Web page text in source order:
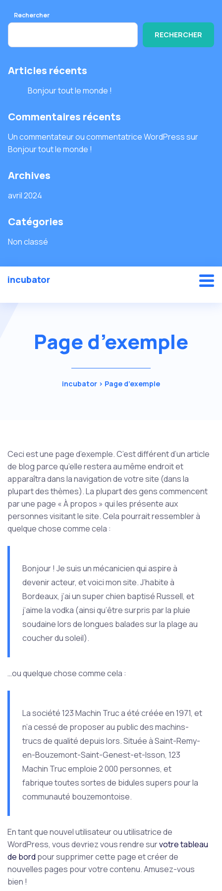
Rechercher
RECHERCHER
Articles récents
Bonjour tout le monde !
Commentaires récents
Un commentateur ou commentatrice WordPresssur
Bonjour tout le monde !
Archives
avril 2024
Catégories
Non classé
incubator
Page d’exemple
incubator > Page d’exemple
Ceci est une page d’exemple. C’est différent d’un article
de blog parce qu’elle restera au même endroit et
apparaîtra dans la navigation de votre site (dans la
plupart des thèmes). La plupart des gens commencent
par une page « À propos » qui les présente aux
personnes visitant le site. Cela pourrait ressembler à
quelque chose comme cela :
Bonjour ! Je suis un mécanicien qui aspire à
devenir acteur, et voici mon site. J’habite à
Bordeaux, j’ai un super chien baptisé Russell, et
j’aime la vodka (ainsi qu’être surpris par la pluie
soudaine lors de longues balades sur la plage au
coucher du soleil).
…ou quelque chose comme cela :
La société 123 Machin Truc a été créée en 1971, et
n’a cessé de proposer au public des machins-
trucs de qualité depuis lors. Située à Saint-Remy-
en-Bouzemont-Saint-Genest-et-Isson, 123
Machin Truc emploie 2 000 personnes, et
fabrique toutes sortes de bidules supers pour la
communauté bouzemontoise.
En tant que nouvel utilisateur ou utilisatrice de
WordPress, vous devriez vous rendre survotre tableau
de bord pour supprimer cette page et créer de
nouvelles pages pour votre contenu. Amusez-vous
bien !